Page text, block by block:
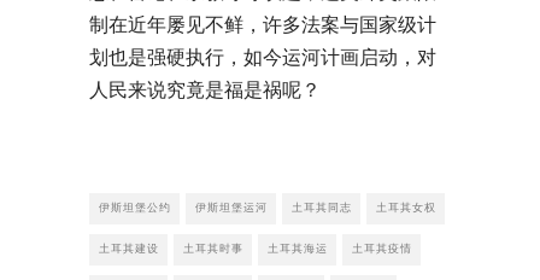
制在近年屡见不鲜，许多法案与国家级计
划也是强硬执行，如今运河计画启动，对
人民来说究竟是福是祸呢？
伊斯坦堡公约 伊斯坦堡运河 土耳其同志 土耳其女权
土耳其建设 土耳其时事 土耳其海运 土耳其疫情